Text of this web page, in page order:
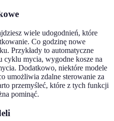
wiele udogodnień, które
Co godzinę nowe
Przykłady to automatyczne
cyklu mycia, wygodne kosze na
Dodatkowo, niektóre modele
umożliwia zdalne sterowanie za
przemyśleć, które z tych funkcji
pominąć.